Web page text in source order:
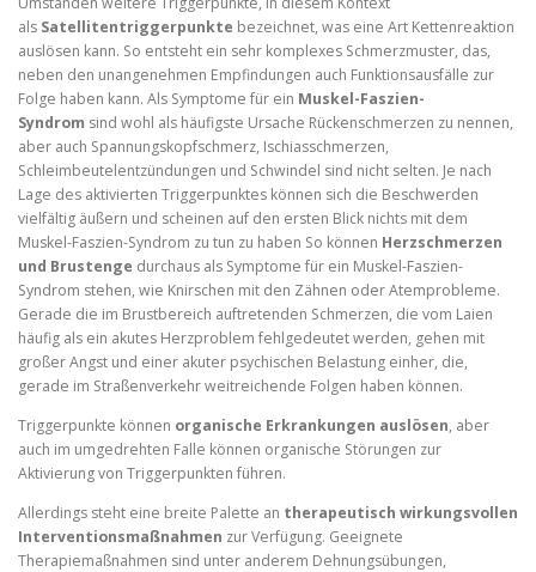
als Satellitentriggerpunkte bezeichnet, was eine Art Kettenreaktion
auslösen kann. So entsteht ein sehr komplexes Schmerzmuster, das,
neben den unangenehmen Empfindungen auch Funktionsausfälle zur
Folge haben kann. Als Symptome für ein Muskel-Faszien-
Syndrom sind wohl als häufigste Ursache Rückenschmerzen zu nennen,
aber auch Spannungskopfschmerz, Ischiasschmerzen,
Schleimbeutelentzündungen und Schwindel sind nicht selten. Je nach
Lage des aktivierten Triggerpunktes können sich die Beschwerden
vielfältig äußern und scheinen auf den ersten Blick nichts mit dem
Muskel-Faszien-Syndrom zu tun zu haben So können Herzschmerzen
und Brustenge durchaus als Symptome für ein Muskel-Faszien-
Syndrom stehen, wie Knirschen mit den Zähnen oder Atemprobleme.
Gerade die im Brustbereich auftretenden Schmerzen, die vom Laien
häufig als ein akutes Herzproblem fehlgedeutet werden, gehen mit
großer Angst und einer akuter psychischen Belastung einher, die,
gerade im Straßenverkehr weitreichende Folgen haben können.
Triggerpunkte können organische Erkrankungen auslösen, aber
auch im umgedrehten Falle können organische Störungen zur
Aktivierung von Triggerpunkten führen.
Allerdings steht eine breite Palette an therapeutisch wirkungsvollen
Interventionsmaßnahmen zur Verfügung. Geeignete
Therapiemaßnahmen sind unter anderem Dehnungsübungen,